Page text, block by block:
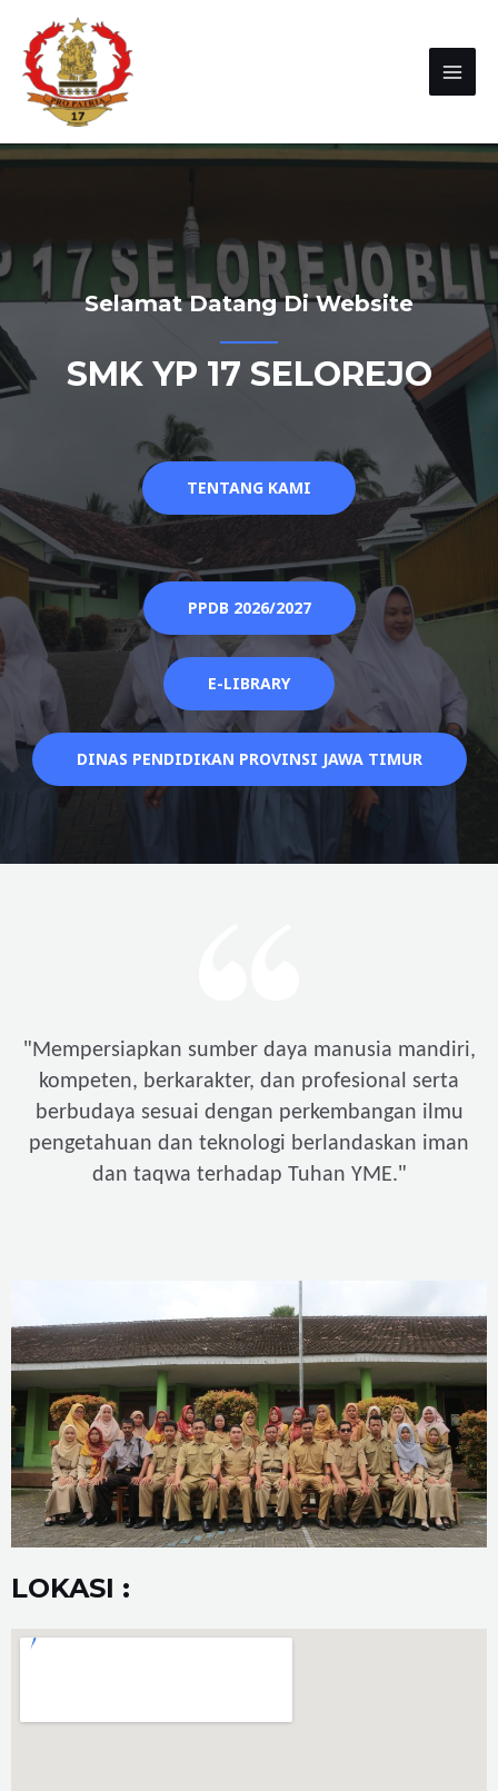
Selamat Datang Di Website
SMK YP 17 SELOREJO
TENTANG KAMI
PPDB 2026/2027
E-LIBRARY
DINAS PENDIDIKAN PROVINSI JAWA TIMUR
"Mempersiapkan sumber daya manusia mandiri,
kompeten, berkarakter, dan profesional serta
berbudaya sesuai dengan perkembangan ilmu
pengetahuan dan teknologi berlandaskan iman
dan taqwa terhadap Tuhan YME."
LOKASI :